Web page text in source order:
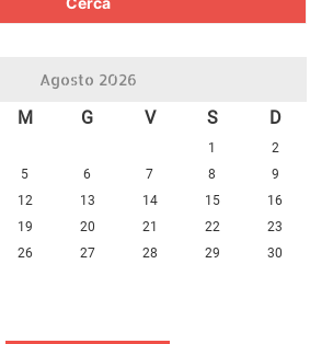
Agosto 2026
M G V S D
1
2
5 6 7 8
9
12 13 14 15
16
19 20 21 22
23
26 27 28 29
30